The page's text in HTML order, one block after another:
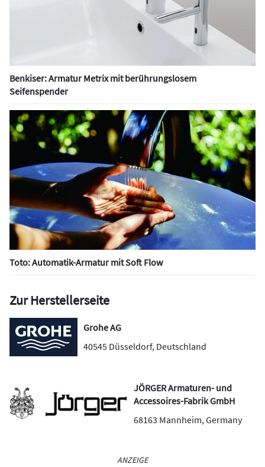
Benkiser: Armatur Metrix mit berührungslosem
Seifenspender
Toto: Automatik-Armatur mit Soft Flow
Zur Herstellerseite
Grohe AG
40545 Düsseldorf, Deutschland
JÖRGER Armaturen- und
Accessoires-Fabrik GmbH
68163 Mannheim, Germany
ANZEIGE